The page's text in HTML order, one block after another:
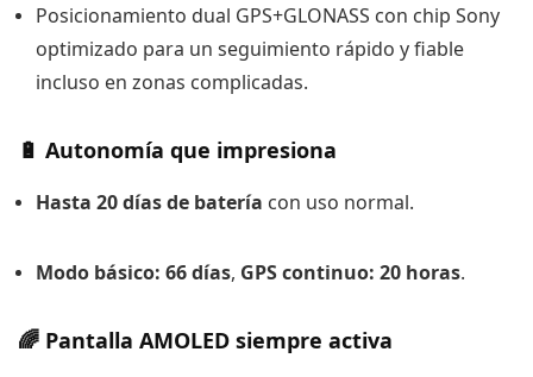
Posicionamiento dual GPS+GLONASS con chip Sony
optimizado para un seguimiento rápido y fiable
incluso en zonas complicadas.
🔋 Autonomía que impresiona
Hasta 20 días de batería con uso normal.
Modo básico: 66 días, GPS continuo: 20 horas.
🌈 Pantalla AMOLED siempre activa